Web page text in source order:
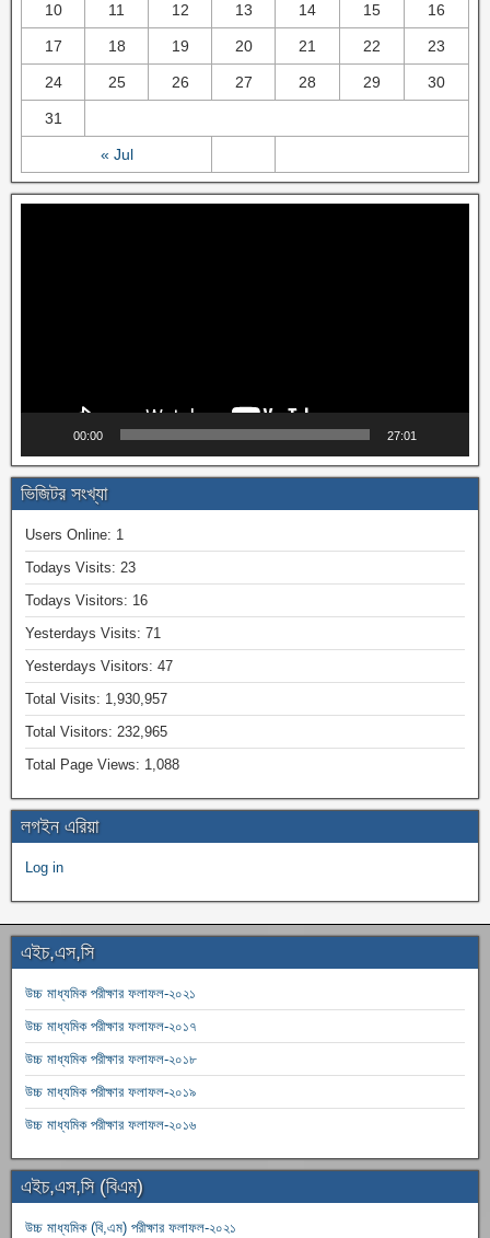
« Jul
10 11 12 13 14 15 16
17 18 19 20 21 22 23
24 25 26 27 28 29 30
31
00:00 27:01
ভিজিটর সংখ্যা
Users Online: 1
Todays Visits: 23
Todays Visitors: 16
Yesterdays Visits: 71
Yesterdays Visitors: 47
Total Visits: 1,930,957
Total Visitors: 232,965
Total Page Views: 1,088
লগইন এরিয়া
Log in
এইচ,এস,সি
উচ্চ মাধ্যমিক পরীক্ষার ফলাফল-২০২১
উচ্চ মাধ্যমিক পরীক্ষার ফলাফল-২০১৭
উচ্চ মাধ্যমিক পরীক্ষার ফলাফল-২০১৮
উচ্চ মাধ্যমিক পরীক্ষার ফলাফল-২০১৯
উচ্চ মাধ্যমিক পরীক্ষার ফলাফল-২০১৬
এইচ,এস,সি (বিএম)
উচ্চ মাধ্যমিক (বি,এম) পরীক্ষার ফলাফল-২০২১